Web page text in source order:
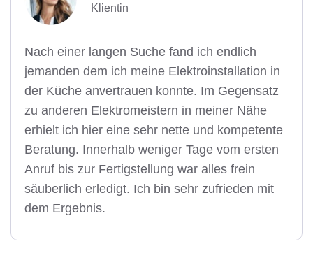
Klientin
Nach einer langen Suche fand ich endlich
jemanden dem ich meine Elektroinstallation in
der Küche anvertrauen konnte. Im Gegensatz
zu anderen Elektromeistern in meiner Nähe
erhielt ich hier eine sehr nette und kompetente
Beratung. Innerhalb weniger Tage vom ersten
Anruf bis zur Fertigstellung war alles frein
säuberlich erledigt. Ich bin sehr zufrieden mit
dem Ergebnis.